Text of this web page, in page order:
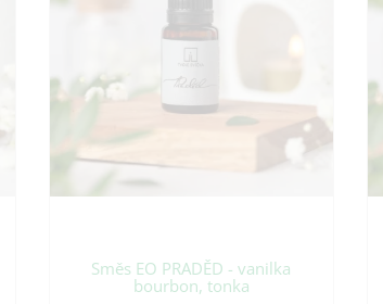
Směs EO PRADĚD - vanilka
bourbon, tonka